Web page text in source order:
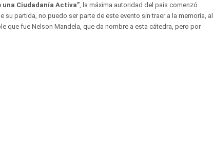
una Ciudadanía Activa” , la máxima autoridad del país comenzó
partida, no puedo ser parte de este evento sin traer a la memoria, al
que fue Nelson Mandela, que da nombre a esta cátedra, pero por